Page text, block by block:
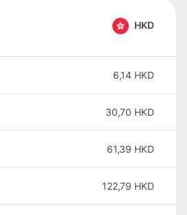
HKD
6,14 HKD
30,70 HKD
61,39 HKD
122,79 HKD